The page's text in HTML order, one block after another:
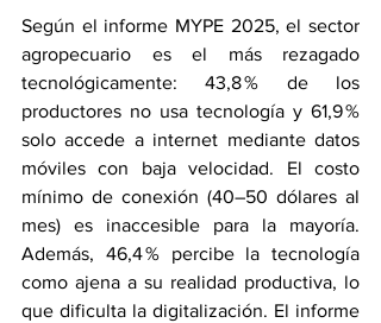
Según el informe MYPE 2025, el sector
agropecuario es el más rezagado
tecnológicamente: 43,8 % de los
productores no usa tecnología y 61,9 %
solo accede a internet mediante datos
móviles con baja velocidad. El costo
mínimo de conexión (40–50 dólares al
mes) es inaccesible para la mayoría.
Además, 46,4 % percibe la tecnología
como ajena a su realidad productiva, lo
que dificulta la digitalización. El informe